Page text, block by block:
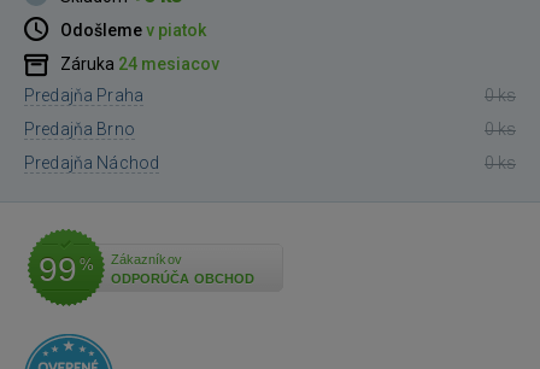
Odošlemev piatok
Záruka 24 mesiacov
Predajňa Praha
0 ks
Predajňa Brno
0 ks
Predajňa Náchod
0 ks
99 %
Zákazníkov
ODPORÚČA OBCHOD